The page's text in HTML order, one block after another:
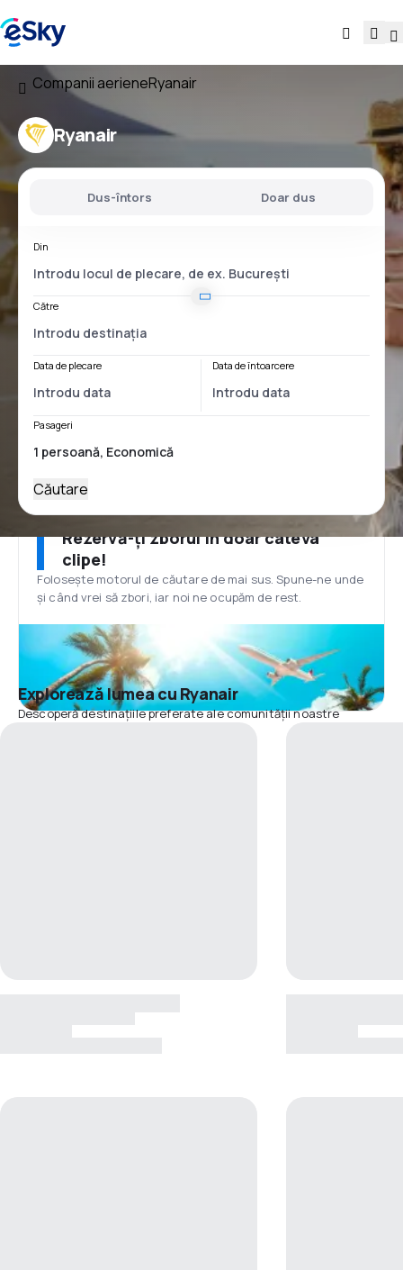
Companii aerieneRyanair
Ryanair
Dus-întors Doar dus
Din
Către
Data de plecare Data de întoarcere
Pasageri
Căutare
Rezervă-ți zborul în doar câteva
clipe!
Folosește motorul de căutare de mai sus. Spune-ne unde
și când vrei să zbori, iar noi ne ocupăm de rest.
Explorează lumea cu Ryanair
Descoperă destinațiile preferate ale comunității noastre